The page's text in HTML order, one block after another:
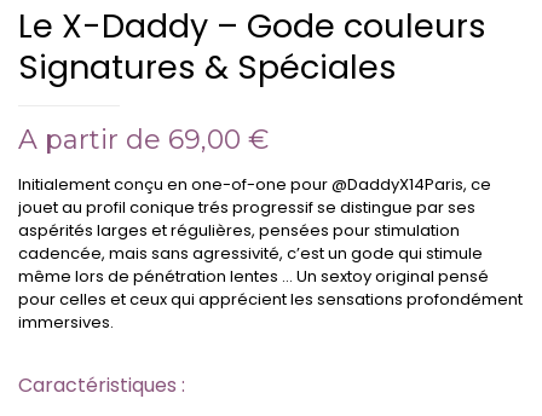
Le X-Daddy – Gode couleurs
Signatures & Spéciales
A partir de 69,00 €
Initialement conçu en one-of-one pour @DaddyX14Paris, ce
jouet au profil conique trés progressif se distingue par ses
aspérités larges et régulières, pensées pour stimulation
cadencée, mais sans agressivité, c’est un gode qui stimule
même lors de pénétration lentes … Un sextoy original pensé
pour celles et ceux qui apprécient les sensations profondément
immersives.
Caractéristiques :